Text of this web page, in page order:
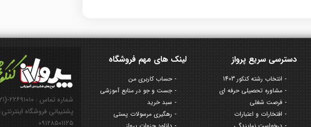
شماره تماس : ۲۲۶۹۱۰۱۰-(۰۲۱)
پشتیبانی فروشگاه اینترنتی:
۰۹۱۲۸۵۰۱۱۲۵
لینک های مهم فروشگاه
حساب کاربری من
جست و جو در منابع آموزشی
سبد خرید
رهگیری مرسولات پستی
دسترسی سریع پرواز
انتخاب رشته کنکور 1403
مشاوره تحصیلی حرفه ای
فرصت شغلی
افتخارات و اعتبارات